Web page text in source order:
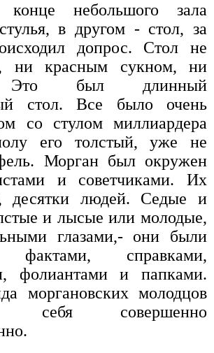
небольшого зала
в другом - стол, за
допрос. Стол не
ни красным сукном, ни
Это был длинный
стол. Все было очень
со стулом миллиардера
его толстый, уже не
Морган был окружен
и советчиками. Их
десятки людей. Седые и
и лысые или молодые,
глазами,- они были
фактами, справками,
фолиантами и папками.
моргановских молодцов
себя совершенно